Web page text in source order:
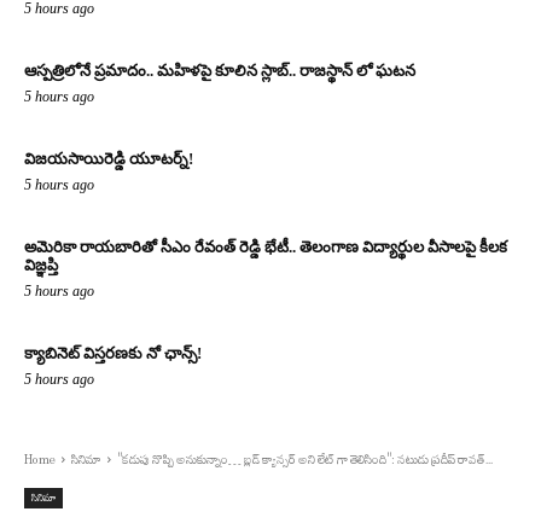
5 hours ago
ఆస్పత్రిలోనే ప్రమాదం.. మహిళపై కూలిన స్లాబ్‌.. రాజస్థాన్ లో ఘటన
5 hours ago
విజయసాయిరెడ్డి యూటర్న్!
5 hours ago
అమెరికా రాయబారితో సీఎం రేవంత్ రెడ్డి భేటీ.. తెలంగాణ విద్యార్థుల వీసాలపై కీలక
విజ్ఞప్తి
5 hours ago
క్యాబినెట్ విస్తరణకు నో ఛాన్స్!
5 hours ago